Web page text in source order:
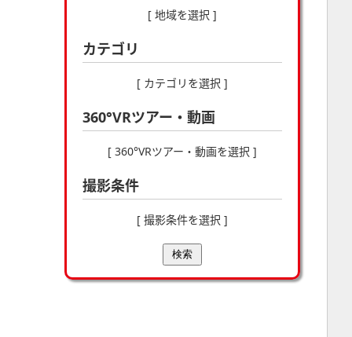
[ 地域を選択 ]
カテゴリ
[ カテゴリを選択 ]
360°VRツアー・動画
[ 360°VRツアー・動画を選択 ]
撮影条件
[ 撮影条件を選択 ]
検索